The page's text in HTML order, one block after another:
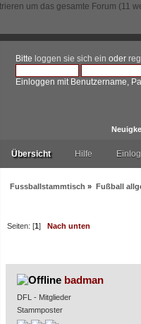
um das gesamte Forum (11
Bitte loggen sie sich ein oder
Einloggen mit Benutzername,
Übersicht Hilfe
Fussballstammtisch » Fußball
Seiten: [1]Nach unten
badman
DFL - Mitglieder
Stammposter